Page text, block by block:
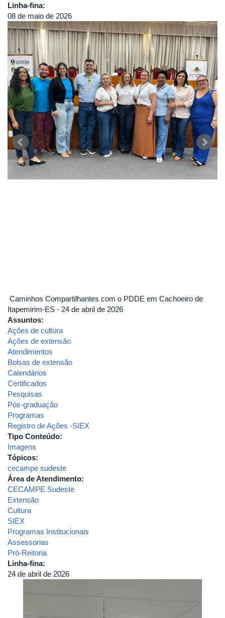
Linha-fina:
08 de maio de 2026
Caminhos Compartilhantes com o PDDE em Cachoeiro de
Itapemirim-ES - 24 de abril de 2026
Assuntos:
Ações de cultura
Ações de extensão
Atendimentos
Bolsas de extensão
Calendários
Certificados
Pesquisas
Pós-graduação
Programas
Registro de Ações -SIEX
Tipo Conteúdo:
Imagens
Tópicos:
cecampe sudeste
Área de Atendimento:
CECAMPE Sudeste
Extensão
Cultura
SIEX
Programas Institucionais
Assessorias
Pró-Reitoria
Linha-fina:
24 de abril de 2026